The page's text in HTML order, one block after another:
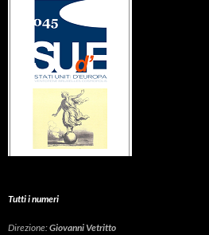
Tutti i numeri
Direzione:Giovanni Vetritto